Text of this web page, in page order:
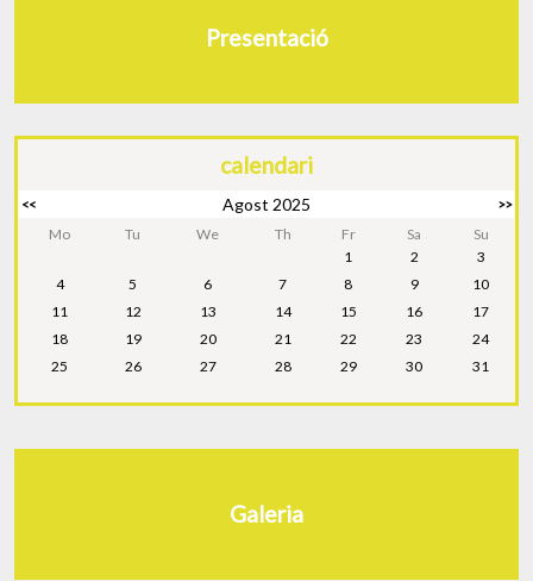
Presentació
calendari
<< Agost 2025 >>
Mo Tu We Th Fr Sa
Su
1
2
3
4
5 6 7 8 9
10
11
12 13 14 15 16
17
18
19 20 21 22 23
24
25
26 27 28 29 30 31
Galeria